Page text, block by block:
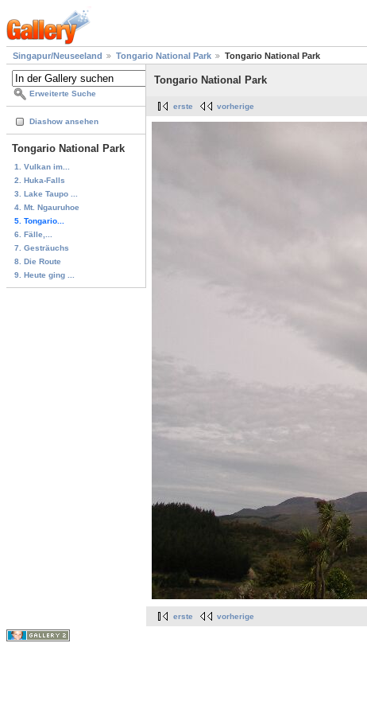
Singapur/Neuseeland Tongario National Park Tongario National Park
Erweiterte Suche
Diashow ansehen
Tongario National Park
1. Vulkan im...
2. Huka-Falls
3. Lake Taupo ...
4. Mt. Ngauruhoe
5. Tongario...
6. Fälle,...
7. Gesträuchs
8. Die Route
9. Heute ging ...
Tongario National Park
erste vorherige
erste vorherige